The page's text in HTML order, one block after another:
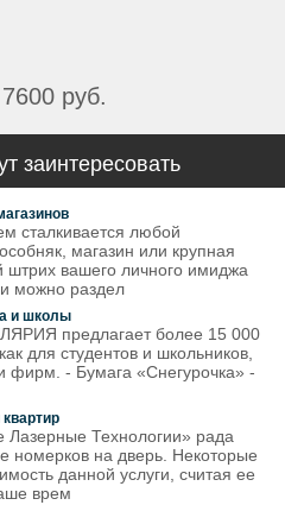
руб.
заинтересовать
сталкивается любой
магазин или крупная
вашего личного имиджа
можно раздел
и школы
предлагает более 15 000
для студентов и школьников,
фирм. - Бумага «Снегурочка» -
Технологии» рада
номерков на дверь. Некоторые
данной услуги, считая ее
врем